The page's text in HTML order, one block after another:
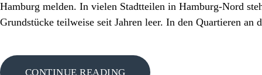
Hamburg melden. In vielen Stadtteilen in Hamburg-Nord
Grundstücke teilweise seit Jahren leer. In den Quartieren an
CONTINUE READING